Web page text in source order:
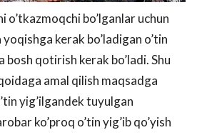
o’tkazmoqchi bo’lganlar uchun
kerak bo’ladigan o’tin
bosh qotirish kerak bo’ladi. Shu
amal qilish maqsadga
yig’ilgandek tuyulgan
ko’proq o’tin yig’ib qo’yish